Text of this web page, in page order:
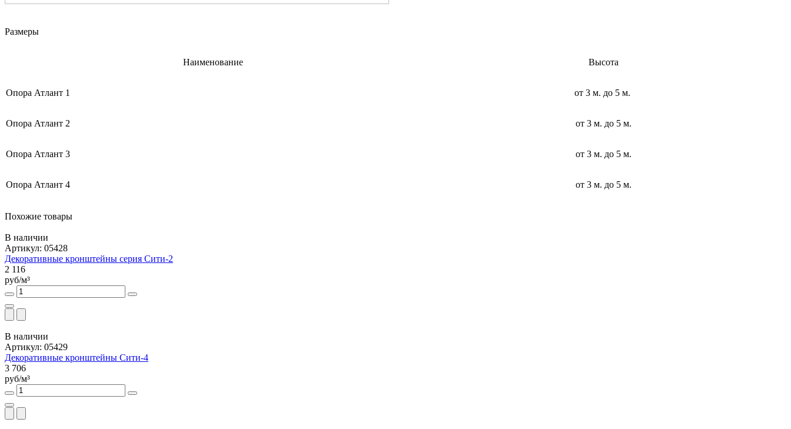
Размеры
Наименование Высота
Опора Атлант 1 от 3 м. до 5 м.
Опора Атлант 2 от 3 м. до 5 м.
Опора Атлант 3 от 3 м. до 5 м.
Опора Атлант 4 от 3 м. до 5 м.
Похожие товары
В наличии
Артикул: 05428
Декоративные кронштейны серия Сити-2
2 116
руб/м³
В наличии
Артикул: 05429
Декоративные кронштейны Сити-4
3 706
руб/м³